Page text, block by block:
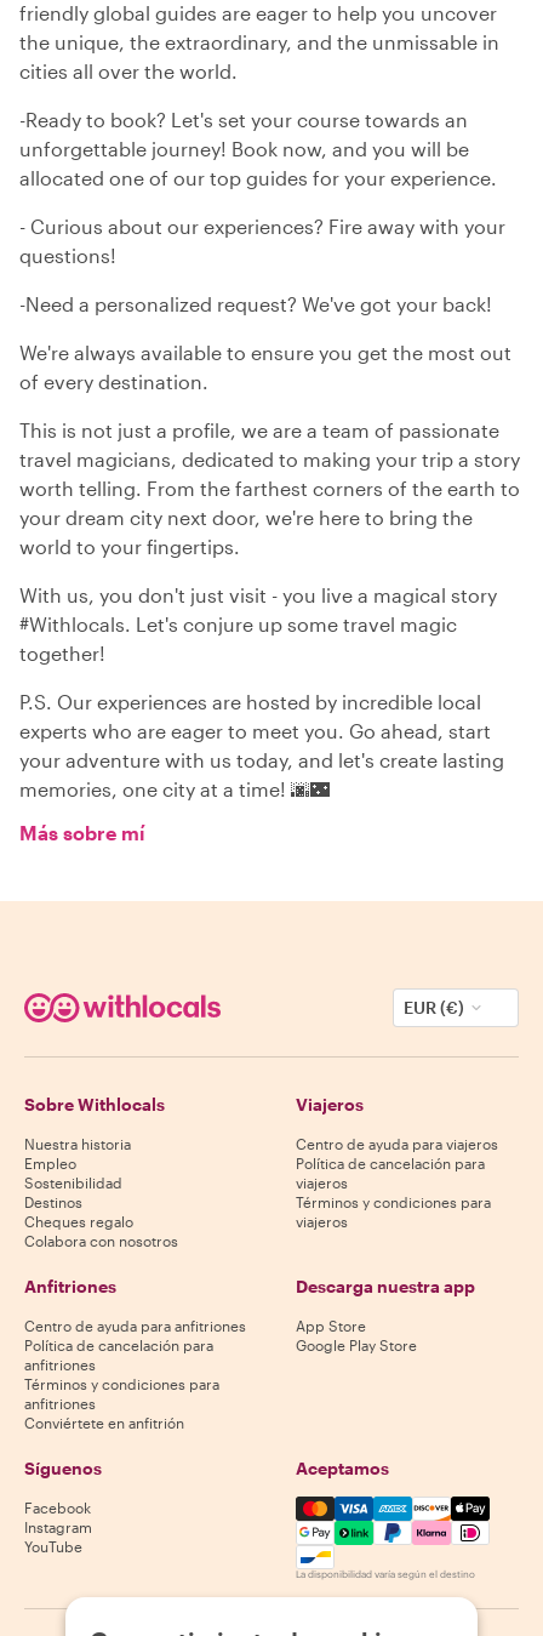
friendly global guides are eager to help you uncover
the unique, the extraordinary, and the unmissable in
cities all over the world.
-Ready to book? Let's set your course towards an
unforgettable journey! Book now, and you will be
allocated one of our top guides for your experience.
- Curious about our experiences? Fire away with your
questions!
-Need a personalized request? We've got your back!
We're always available to ensure you get the most out
of every destination.
This is not just a profile, we are a team of passionate
travel magicians, dedicated to making your trip a story
worth telling. From the farthest corners of the earth to
your dream city next door, we're here to bring the
world to your fingertips.
With us, you don't just visit - you live a magical story
#Withlocals. Let's conjure up some travel magic
together!
P.S. Our experiences are hosted by incredible local
experts who are eager to meet you. Go ahead, start
your adventure with us today, and let's create lasting
memories, one city at a time! 🌆🌃
Más sobre mí
EUR (€)
Sobre Withlocals
Nuestra historia
Empleo
Sostenibilidad
Destinos
Cheques regalo
Colabora con nosotros
Viajeros
Centro de ayuda para viajeros
Política de cancelación para
viajeros
Términos y condiciones para
viajeros
Anfitriones
Centro de ayuda para anfitriones
Política de cancelación para
anfitriones
Términos y condiciones para
anfitriones
Conviértete en anfitrión
Descarga nuestra app
App Store
Google Play Store
Síguenos
Facebook
Instagram
YouTube
Aceptamos
Mastercard, Visa, Amex,
La disponibilidad varía según el destino